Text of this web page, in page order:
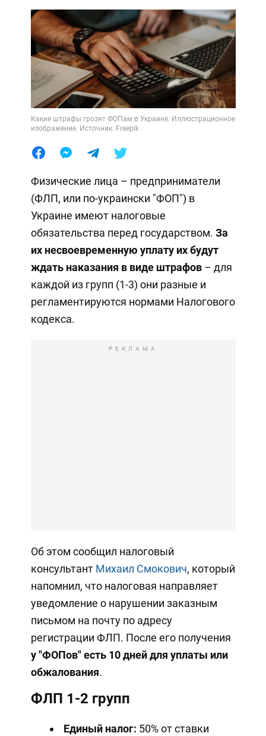
Какие штрафы грозят ФОПам в Украине. Иллюстрационное
изображение. Источник: Freepik
Физические лица – предприниматели
(ФЛП, или по-украински "ФОП") в
Украине имеют налоговые
обязательства перед государством. За
их несвоевременную уплату их будут
ждать наказания в виде штрафов– для
каждой из групп (1-3) они разные и
регламентируются нормами Налогового
кодекса.
РЕКЛАМА
Об этом сообщил налоговый
консультант Михаил Смокович, который
напомнил, что налоговая направляет
уведомление о нарушении заказным
письмом на почту по адресу
регистрации ФЛП. После его получения
у "ФОПов" есть 10 дней для уплаты или
обжалования.
ФЛП 1-2 групп
Единый налог: 50% от ставки